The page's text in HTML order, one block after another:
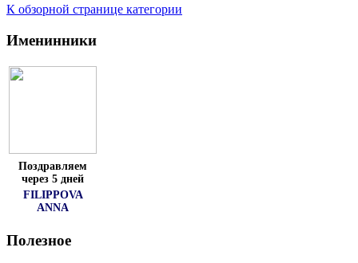
К обзорной странице категории
Именинники
Поздравляем
через 5 дней
FILIPPOVA
ANNA
Полезное